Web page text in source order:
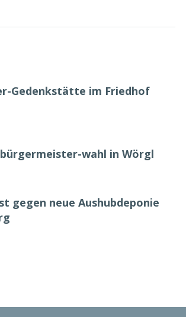
Gedenkstätte im Friedhof
wahl in Wörgl
gegen neue Aushubdeponie